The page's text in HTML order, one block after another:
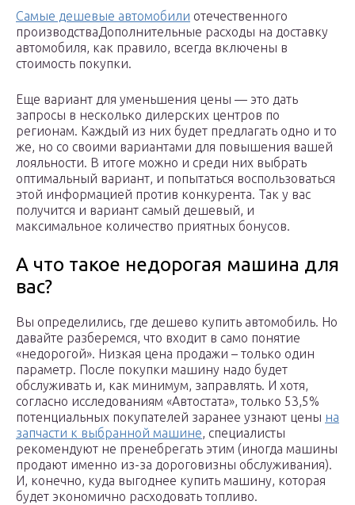
Самые дешевые автомобили отечественного
производстваДополнительные расходы на доставку
автомобиля, как правило, всегда включены в
стоимость покупки.
Еще вариант для уменьшения цены — это дать
запросы в несколько дилерских центров по
регионам. Каждый из них будет предлагать одно и то
же, но со своими вариантами для повышения вашей
лояльности. В итоге можно и среди них выбрать
оптимальный вариант, и попытаться воспользоваться
этой информацией против конкурента. Так у вас
получится и вариант самый дешевый, и
максимальное количество приятных бонусов.
А что такое недорогая машина для
вас?
Вы определились, где дешево купить автомобиль. Но
давайте разберемся, что входит в само понятие
«недорогой». Низкая цена продажи – только один
параметр. После покупки машину надо будет
обслуживать и, как минимум, заправлять. И хотя,
согласно исследованиям «Автостата», только 53,5%
потенциальных покупателей заранее узнают цены на
запчасти к выбранной машине, специалисты
рекомендуют не пренебрегать этим (иногда машины
продают именно из-за дороговизны обслуживания).
И, конечно, куда выгоднее купить машину, которая
будет экономично расходовать топливо.